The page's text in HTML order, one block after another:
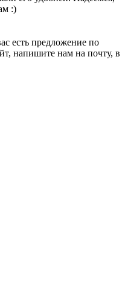
:)
есть предложение по
напишите нам на почту, в